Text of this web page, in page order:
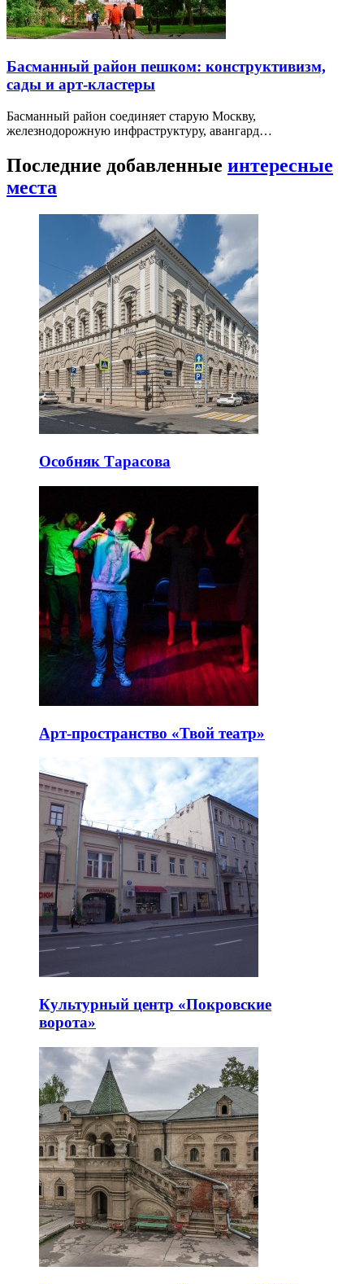
Басманный район пешком: конструктивизм,
сады и арт-кластеры
Басманный район соединяет старую Москву,
железнодорожную инфраструктуру, авангард…
Последние добавленные интересные
места
Особняк Тарасова
Арт-пространство «Твой театр»
Культурный центр «Покровские
ворота»